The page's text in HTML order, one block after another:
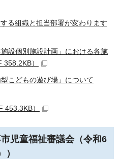
る組織と担当部署が変わります
設個別施設計画」における各施
）
こどもの遊び場」について
453.3KB）
児童福祉審議会（令和6